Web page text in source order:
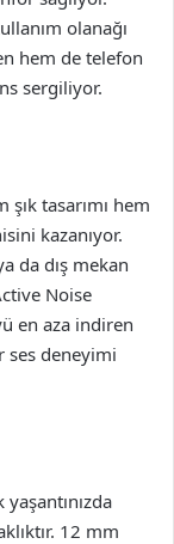
olanağı
hem de telefon
sergiliyor.
tasarımı hem
kazanıyor.
da dış mekan
Noise
en aza indiren
ses deneyimi
12 mm